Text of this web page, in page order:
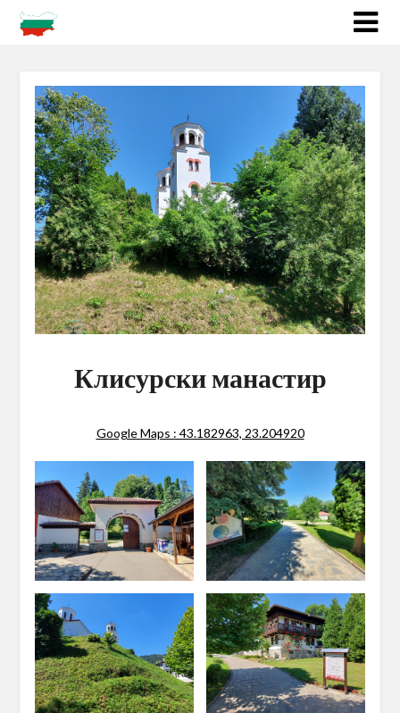
Клисурски манастир
Google Maps : 43.182963, 23.204920